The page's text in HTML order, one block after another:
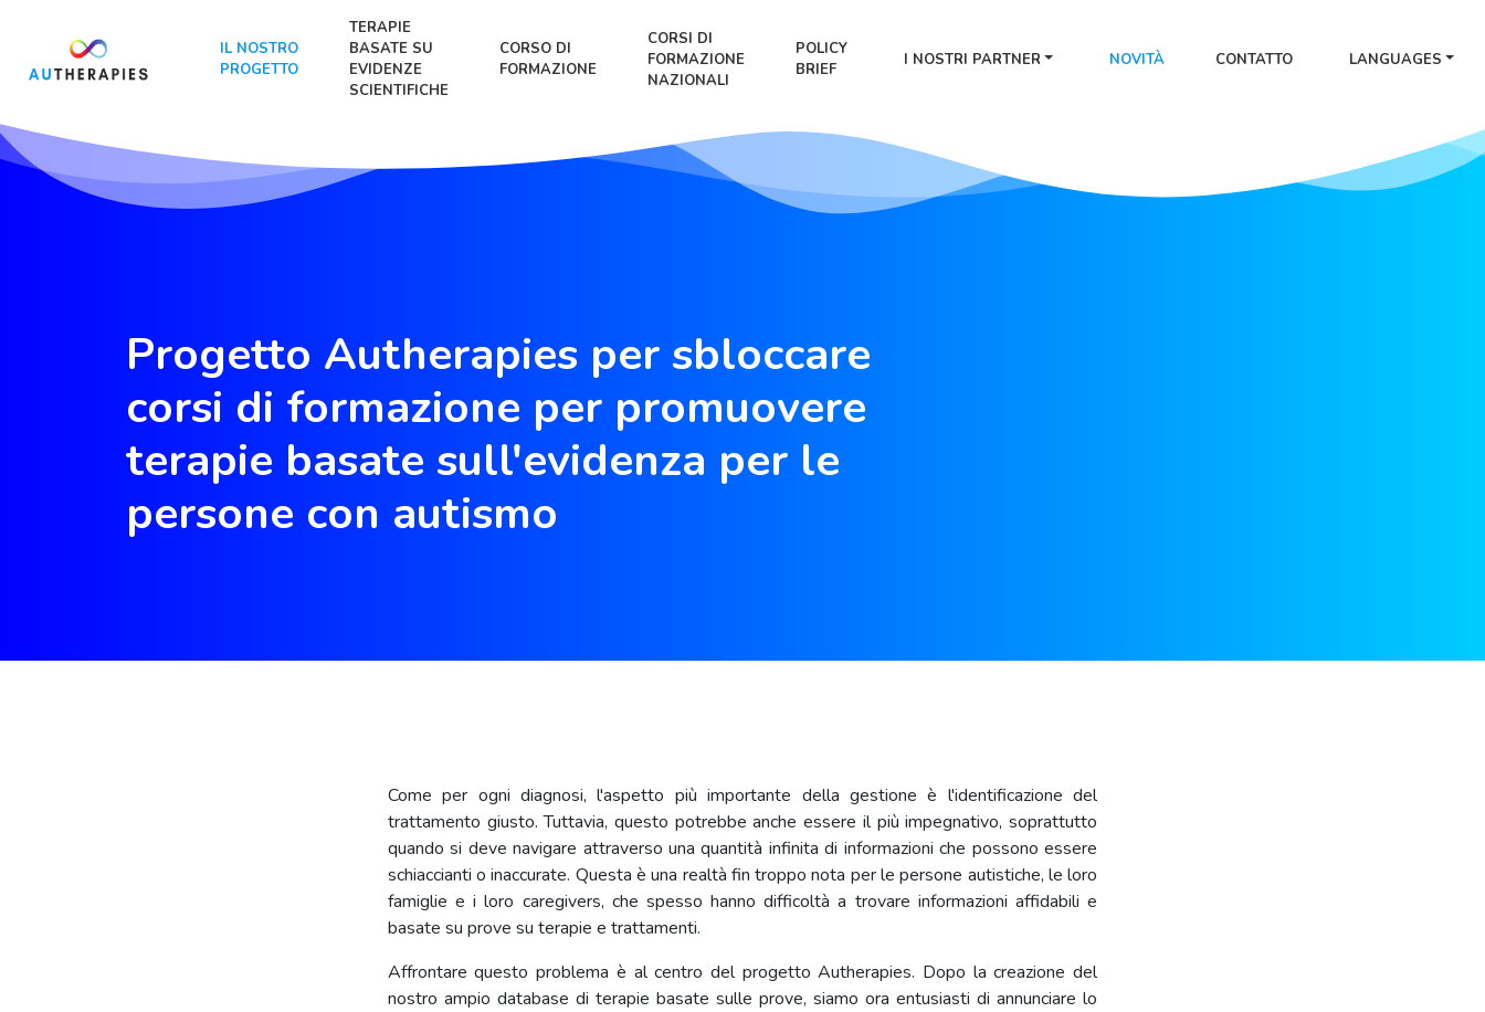
IL NOSTRO
PROGETTO
TERAPIE
BASATE SU
EVIDENZE
SCIENTIFICHE
CORSO DI
FORMAZIONE
CORSI DI
FORMAZIONE
NAZIONALI
POLICY
BRIEF
I NOSTRI PARTNER NOVITÀ CONTATTO LANGUAGES
Progetto Autherapies per sbloccare
corsi di formazione per promuovere
terapie basate sull'evidenza per le
persone con autismo
Come per ogni diagnosi, l'aspetto più importante della gestione è l'identificazione del
trattamento giusto. Tuttavia, questo potrebbe anche essere il più impegnativo, soprattutto
quando si deve navigare attraverso una quantità infinita di informazioni che possono essere
schiaccianti o inaccurate. Questa è una realtà fin troppo nota per le persone autistiche, le loro
famiglie e i loro caregivers, che spesso hanno difficoltà a trovare informazioni affidabili e
basate su prove su terapie e trattamenti.
Affrontare questo problema è al centro del progetto Autherapies. Dopo la creazione del
nostro ampio database di terapie basate sulle prove, siamo ora entusiasti di annunciare lo